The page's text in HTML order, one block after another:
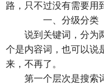
路，只不过没有需要用
一、分级分类
说到关键词，分为
个是内容词，也可以说
来，不再了。
第一个层次是搜索